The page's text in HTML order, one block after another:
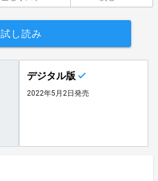
試し読み
デジタル版
2022年5月2日発売